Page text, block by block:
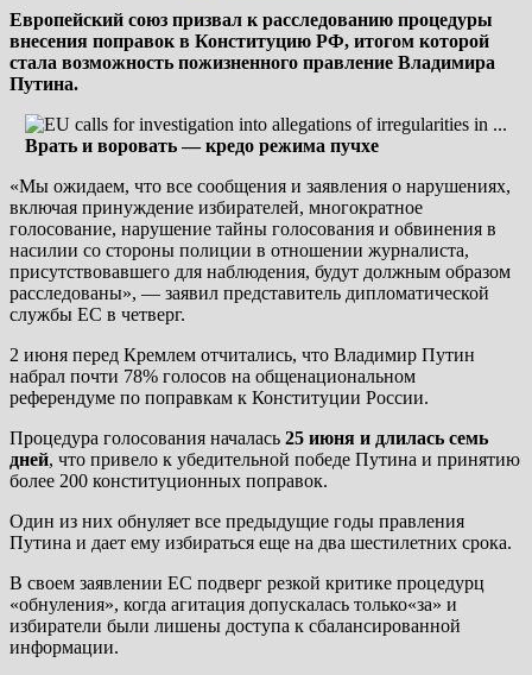
Европейский союз призвал к расследованию процедуры
внесения поправок в Конституцию РФ, итогом которой
стала возможность пожизненного правление Владимира
Путина.
Врать и воровать — кредо режима пучхе
«Мы ожидаем, что все сообщения и заявления о нарушениях,
включая принуждение избирателей, многократное
голосование, нарушение тайны голосования и обвинения в
насилии со стороны полиции в отношении журналиста,
присутствовавшего для наблюдения, будут должным образом
расследованы», — заявил представитель дипломатической
службы ЕС в четверг.
2 июня перед Кремлем отчитались, что Владимир Путин
набрал почти 78% голосов на общенациональном
референдуме по поправкам к Конституции России.
Процедура голосования началась 25 июня и длилась семь
дней, что привело к убедительной победе Путина и принятию
более 200 конституционных поправок.
Один из них обнуляет все предыдущие годы правления
Путина и дает ему избираться еще на два шестилетних срока.
В своем заявлении ЕС подверг резкой критике процедурц
«обнуления», когда агитация допускалась только«за» и
избиратели были лишены доступа к сбалансированной
информации.